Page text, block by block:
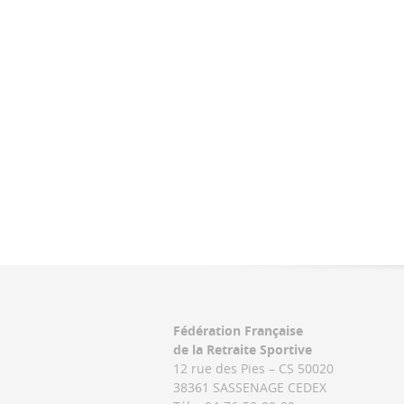
Fédération Française
de la Retraite Sportive
12 rue des Pies – CS 50020
38361 SASSENAGE CEDEX